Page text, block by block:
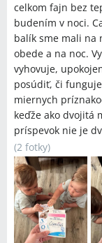
celkom fajn bez
budením v noci.
balík sme mali na
obede a na noc.
vyhovuje,
posúdiť, či
miernych
keďže ako dvojitá
príspevok nie je
(2 fotky)